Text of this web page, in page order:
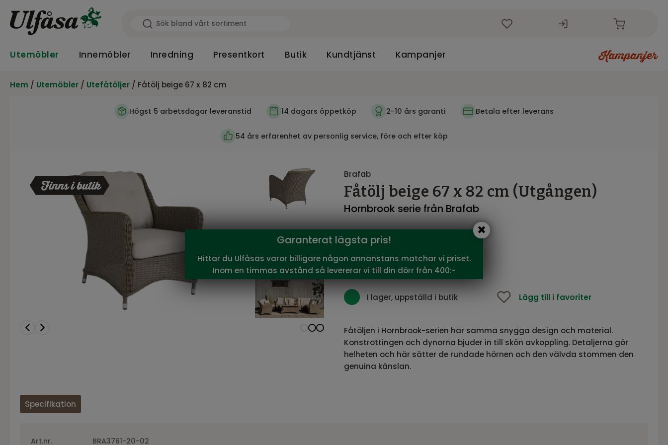
Utemöbler Innemöbler Inredning Presentkort Butik Kundtjänst Kampanjer
Hem / Utemöbler / Utefåtöljer / Fåtölj beige 67 x 82 cm
Högst 5 arbetsdagar leveranstid 14 dagars öppetköp 2-10 års garanti Betala efter leverans
54 års erfarenhet av personlig service, före och efter köp
Brafab
Fåtölj beige 67 x 82 cm (Utgången)
Hornbrook serie från Brafab
Vårt pris:3 434
I lager, uppställd i butik Lägg till i favoriter
Fåtöljen i Hornbrook-serien har samma snygga design och material.
Konstrottingen och dynorna bjuder in till skön avkoppling. Detaljerna gör
helheten och här sätter de rundade hörnen och den välvda stommen den
genuina känslan.
Specifikation
Art.nr. BRA3761-20-02
Garanterat lägsta pris!
Hittar du Ulfåsas varor billigare någon annanstans matchar vi priset.
Inom en timmas avstånd så levererar vi till din dörr från 400:-